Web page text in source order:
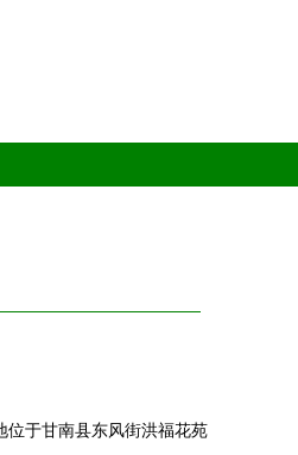
位于甘南县东风街洪福花苑